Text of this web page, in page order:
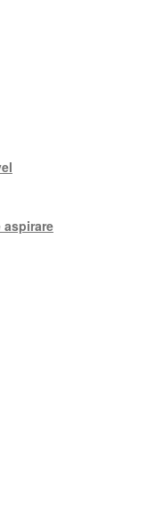
aspirare